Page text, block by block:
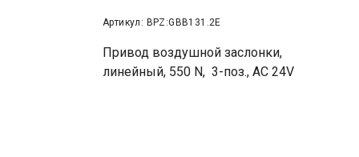
Артикул: BPZ:GBB131.2E
Привод воздушной заслонки,
линейный, 550 N, 3-поз., AC 24V